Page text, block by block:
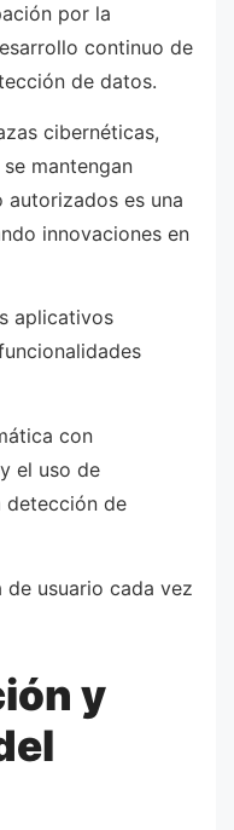
por la
continuo de
de datos.
cibernéticas,
mantengan
es una
innovaciones en
aplicativos
con
el uso de
detección de
de usuario cada vez
y